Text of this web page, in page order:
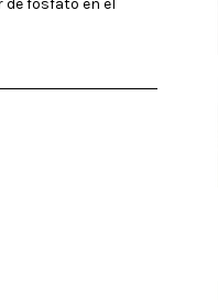
de fosfato en el